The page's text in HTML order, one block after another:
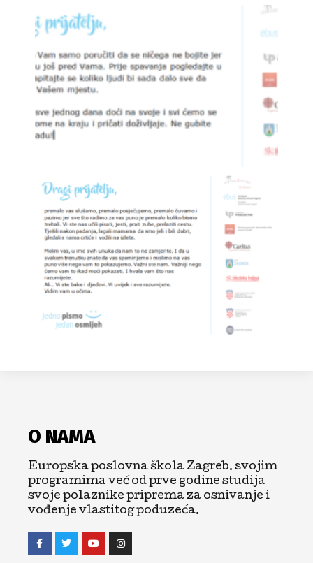
O NAMA
Europska poslovna škola Zagreb. svojim
programima već od prve godine studija
svoje polaznike priprema za osnivanje i
vođenje vlastitog poduzeća.